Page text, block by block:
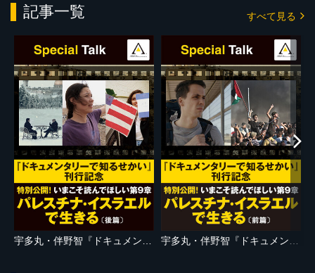
記事一覧 すべて見る
宇多丸・伴野智『ドキュメンタリーで知るせかい』刊行記念 特別公開！いまこそ読んでほしい第9章「パレスチナ・イスラエルで生きる」後篇 宇多丸・伴野智『ドキュメンタリーで知るせかい』刊行記念 特別公開！いまこそ読んでほしい第9章「パレスチナ・イスラエルで生きる」前篇